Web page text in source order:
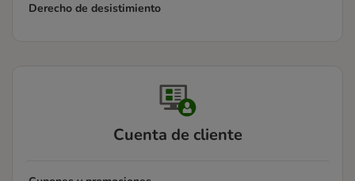
Derecho de desistimiento
Cuenta de cliente